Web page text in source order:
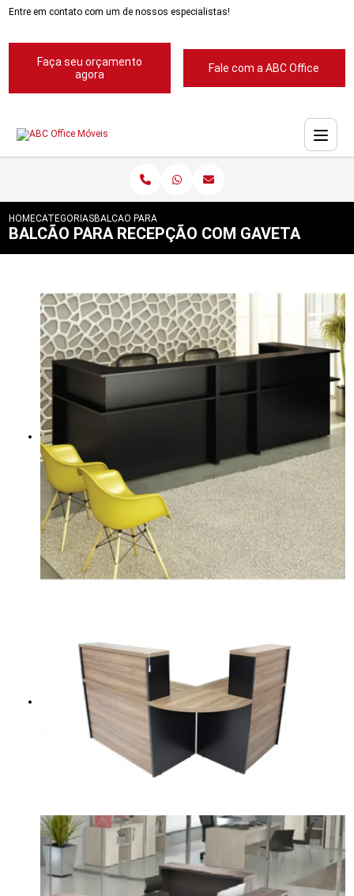
Entre em contato com um de nossos especialistas!
Faça seu orçamento
agora
Fale com a ABC Office
HOMECATEGORIASBALCAO PARA RECEPCAO COM GAVETA
BALCÃO PARA RECEPÇÃO COM GAVETA